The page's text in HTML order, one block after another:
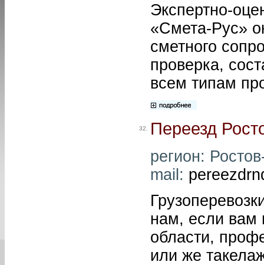
Экспертно-
«Смета-Рус»
сметного
проверка,
всем типам
32. Переезд
регион:
mail:
нам, если вам
области,
или же